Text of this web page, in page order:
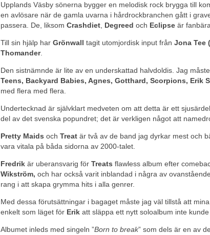
Upplands Väsby sönerna bygger en melodisk rock brygga till
en avlösare när de gamla uvarna i hårdrockbranchen gått i
passera. De, liksom Crashdiet Degreed och Eclipse är
Till sin hjälp har Grönwall tagit utomjordisk input från Jona Tee
Thomander.
Den sistnämnde är lite av en underskattad halvdoldis. Jag
Teens, Backyard Babies, Agnes, Gotthard, Scorpions, Erik
med flera med flera.
Undertecknad är självklart medveten om att detta är ett
del av det svenska popundret; det är verkligen något att
Pretty Maids och Treat är två av de band jag dyrkar mest och
vara vitala på båda sidorna av 2000-talet.
Fredrik är uberansvarig för Treats flawless album efter
Wikström, och har också varit inblandad i några av
rang i att skapa grymma hits i alla genrer.
Med dessa förutsättningar i bagaget måste jag väl tillstå att
enkelt som läget för Erik att släppa ett nytt soloalbum inte
Albumet inleds med singeln ”Born to break” som dels är en av